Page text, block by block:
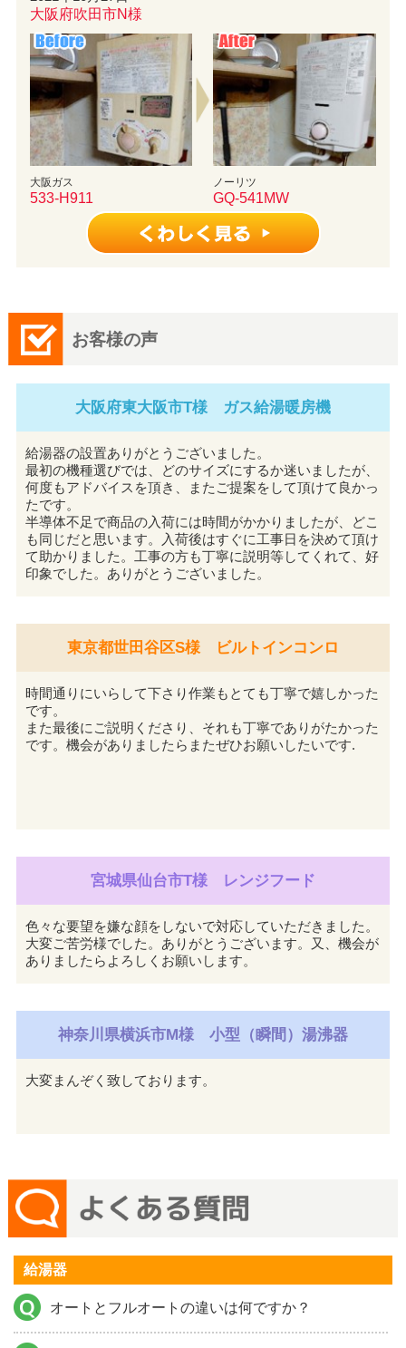
大阪府吹田市N様
大阪ガス
533-H911
ノーリツ
GQ-541MW
お客様の声
大阪府東大阪市T様 ガス給湯暖房機
給湯器の設置ありがとうございました。
最初の機種選びでは、どのサイズにするか迷いましたが、
何度もアドバイスを頂き、またご提案をして頂けて良かっ
たです。
半導体不足で商品の入荷には時間がかかりましたが、どこ
も同じだと思います。入荷後はすぐに工事日を決めて頂け
て助かりました。工事の方も丁寧に説明等してくれて、好
印象でした。ありがとうございました。
東京都世田谷区S様 ビルトインコンロ
時間通りにいらして下さり作業もとても丁寧で嬉しかった
です。
また最後にご説明くださり、それも丁寧でありがたかった
です。機会がありましたらまたぜひお願いしたいです.
宮城県仙台市T様 レンジフード
色々な要望を嫌な顔をしないで対応していただきました。
大変ご苦労様でした。ありがとうございます。又、機会が
ありましたらよろしくお願いします。
神奈川県横浜市M様 小型（瞬間）湯沸器
大変まんぞく致しております。
給湯器
オートとフルオートの違いは何ですか？